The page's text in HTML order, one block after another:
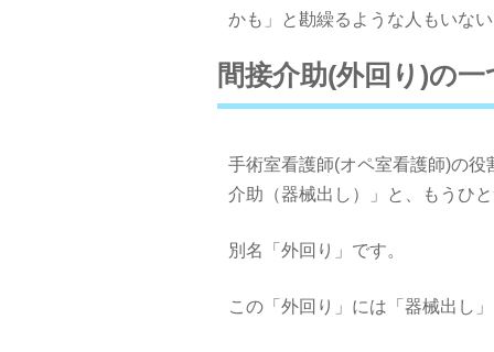
かも」と勘繰るような人もいな
間接介助(外回り)の一
手術室看護師(オペ室看護師)の
介助（器械出し）」と、もうひ
別名「外回り」です。
この「外回り」には「器械出し